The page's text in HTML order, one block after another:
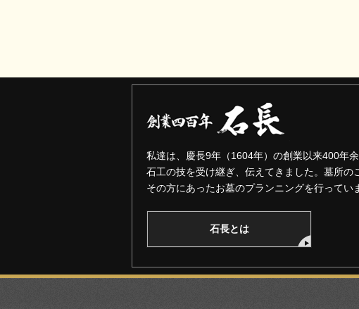
私達は、慶長9年（1604年）の創業以来400年余
石工の技を受け継ぎ、伝えてきました。墓所の
その方にあったお墓のプランニングを行ってい
石長とは